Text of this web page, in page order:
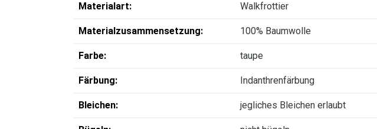
Materialart: Walkfrottier
Materialzusammensetzung: 100% Baumwolle
Farbe: taupe
Färbung: Indanthrenfärbung
Bleichen: jegliches Bleichen erlaubt